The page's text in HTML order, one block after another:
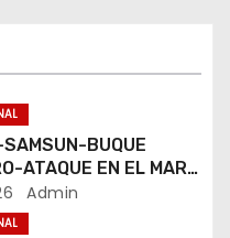
BUQUE
ATAQUE EN EL MAR
Admin